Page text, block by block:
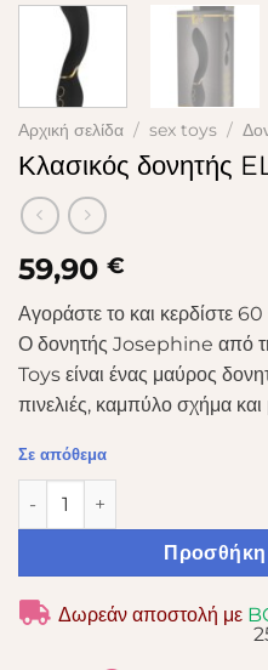
Αρχική σελίδα / sex toys /
Κλασικός δονητής
59,90 €
Αγοράστε το και κερδίστε 60
Ο δονητής Josephine από
Toys είναι ένας μαύρος
πινελιές, καμπύλο σχήμα
Σε απόθεμα
Κλασικός δονητής ELITE
Προσθήκη
Δωρεάν αποστολή με